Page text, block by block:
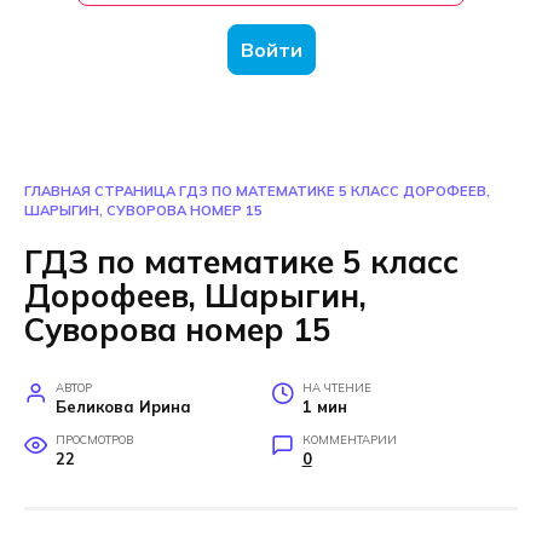
Войти
ГЛАВНАЯ СТРАНИЦА ГДЗ ПО МАТЕМАТИКЕ 5 КЛАСС ДОРОФЕЕВ,
ШАРЫГИН, СУВОРОВА НОМЕР 15
ГДЗ по математике 5 класс
Дорофеев, Шарыгин,
Суворова номер 15
АВТОР
Беликова Ирина
НА ЧТЕНИЕ
1 мин
ПРОСМОТРОВ
22
КОММЕНТАРИИ
0